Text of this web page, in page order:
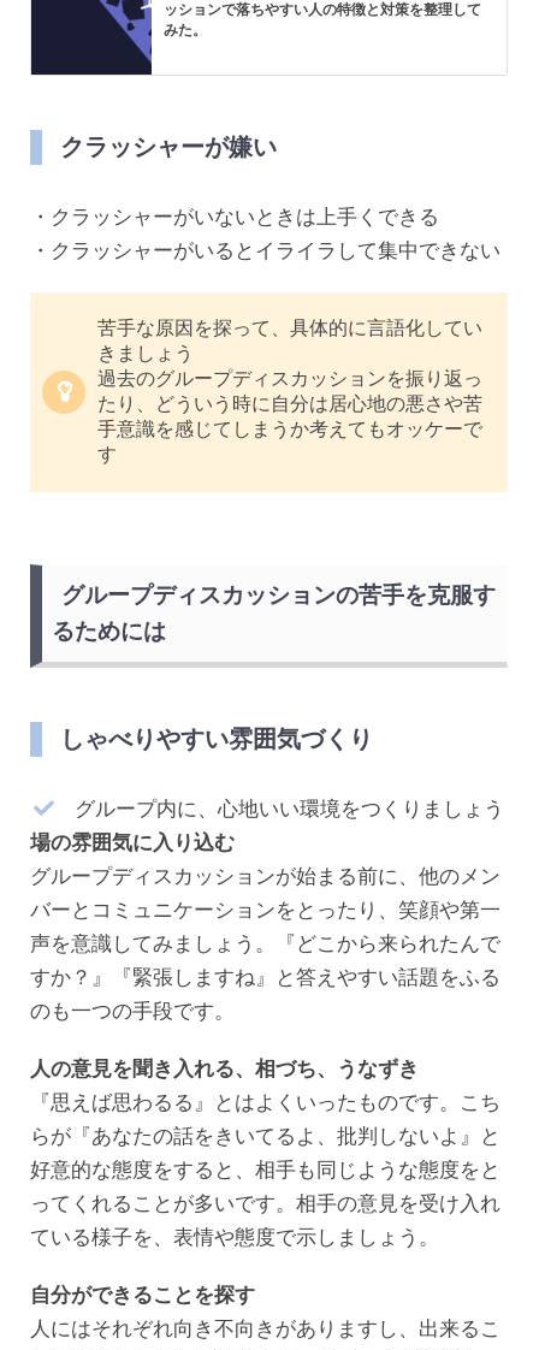
ッションで落ちやすい人の特徴と対策を整理して
みた。
クラッシャーが嫌い
・クラッシャーがいないときは上手くできる
・クラッシャーがいるとイライラして集中できない
苦手な原因を探って、具体的に言語化してい
きましょう
過去のグループディスカッションを振り返っ
たり、どういう時に自分は居心地の悪さや苦
手意識を感じてしまうか考えてもオッケーで
す
グループディスカッションの苦手を克服す
るためには
しゃべりやすい雰囲気づくり
グループ内に、心地いい環境をつくりましょう
場の雰囲気に入り込む
グループディスカッションが始まる前に、他のメン
バーとコミュニケーションをとったり、笑顔や第一
声を意識してみましょう。『どこから来られたんで
すか？』『緊張しますね』と答えやすい話題をふる
のも一つの手段です。
人の意見を聞き入れる、相づち、うなずき
『思えば思わるる』とはよくいったものです。こち
らが『あなたの話をきいてるよ、批判しないよ』と
好意的な態度をすると、相手も同じような態度をと
ってくれることが多いです。相手の意見を受け入れ
ている様子を、表情や態度で示しましょう。
自分ができることを探す
人にはそれぞれ向き不向きがありますし、出来るこ